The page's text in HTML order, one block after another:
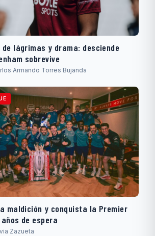
de lágrimas y drama: desciende
sobrevive
Armando Torres Bujanda
maldición y conquista la Premier
de espera
Zazueta